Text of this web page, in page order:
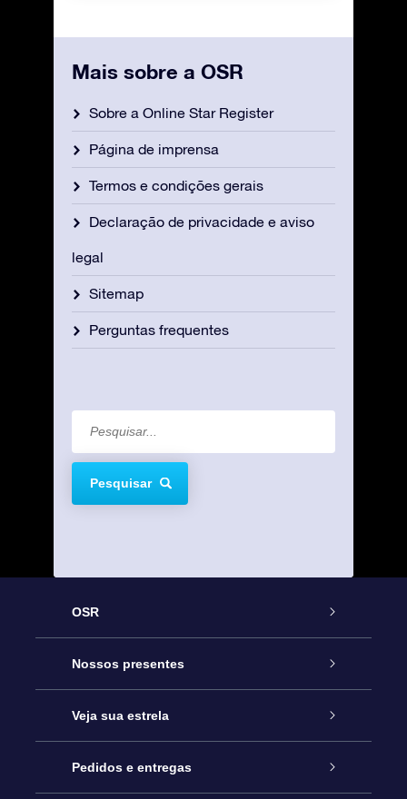
Mais sobre a OSR
Sobre a Online Star Register
Página de imprensa
Termos e condições gerais
Declaração de privacidade e aviso
legal
Sitemap
Perguntas frequentes
Pesquisar
OSR
Serviço
Entre em contato conosco
Blog
Nossos presentes
Presente estrelar on-line
Pacote de presente da OSR
Veja sua estrela
Star Register
Pedidos e entregas